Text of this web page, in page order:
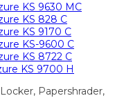
KS 9630 MC
KS 828 C
KS 9170 C
KS-9600 C
KS 8722 C
KS 9700 H
Papershrader,